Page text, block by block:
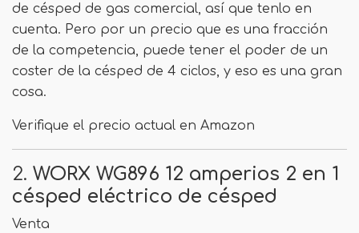
de césped de gas comercial, así que tenlo en
cuenta. Pero por un precio que es una fracción
de la competencia, puede tener el poder de un
coster de la césped de 4 ciclos, y eso es una gran
cosa.
Verifique el precio actual en Amazon
2. WORX WG896 12 amperios 2 en 1
césped eléctrico de césped
Venta